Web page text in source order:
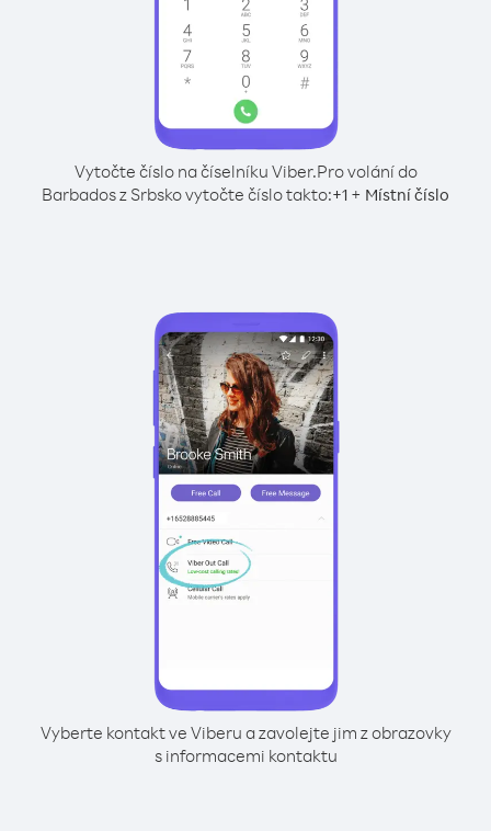
Vytočte číslo na číselníku Viber.Pro volání do
Barbados z Srbsko vytočte číslo takto:+1 + Místní číslo
Vyberte kontakt ve Viberu a zavolejte jim z obrazovky
s informacemi kontaktu